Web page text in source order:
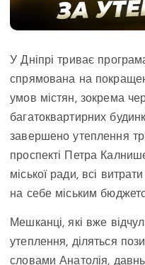
У Дніпрі триває
спрямована на
умов містян, зокрема
багатоквартирних
завершено утеплення
проспекті Петра
міської ради, всі
на себе міським
Мешканці, які вже
утеплення, діляться
словами Анатолія,